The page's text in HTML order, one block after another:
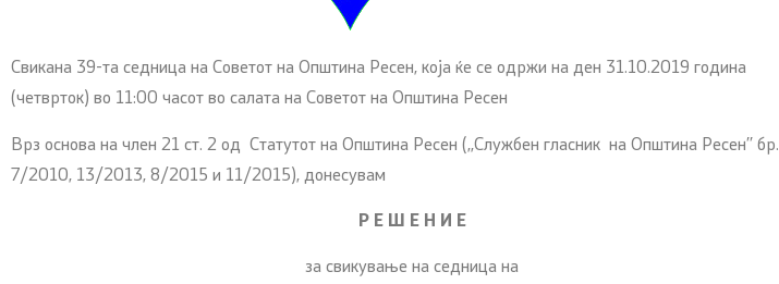
Свикана 39-та седница на Советот на Општина Ресен, која ќе се одржи на ден 31.10.2019 година
(четврток) во 11:00 часот во салата на Советот на Општина Ресен
Врз основа на член 21 ст. 2 од Статутот на Општина Ресен (,,Службен гласник на Општина Ресен’’ бр.
7/2010, 13/2013, 8/2015 и 11/2015), донесувам
Р Е Ш Е Н И Е
за свикување на седница на